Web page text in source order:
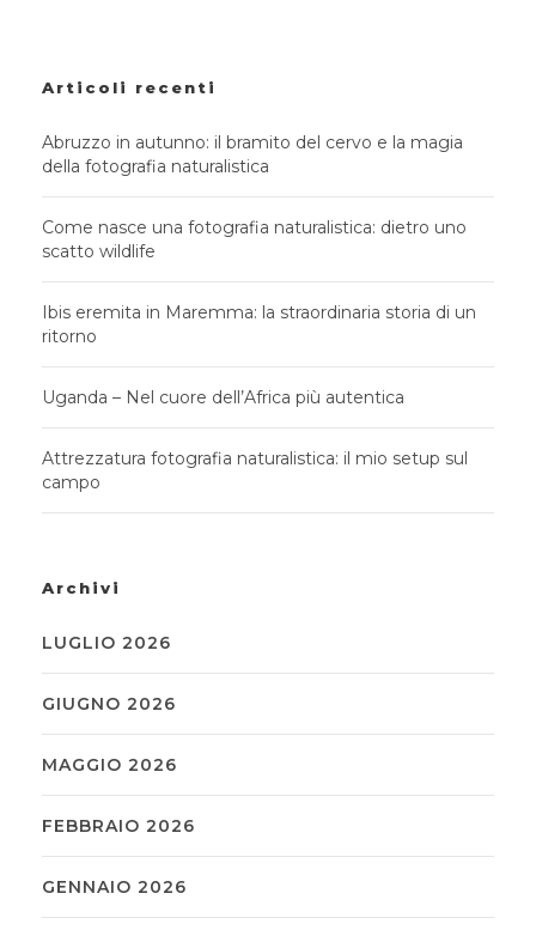
Articoli recenti
Abruzzo in autunno: il bramito del cervo e la magia
della fotografia naturalistica
Come nasce una fotografia naturalistica: dietro uno
scatto wildlife
Ibis eremita in Maremma: la straordinaria storia di un
ritorno
Uganda – Nel cuore dell’Africa più autentica
Attrezzatura fotografia naturalistica: il mio setup sul
campo
Archivi
LUGLIO 2026
GIUGNO 2026
MAGGIO 2026
FEBBRAIO 2026
GENNAIO 2026